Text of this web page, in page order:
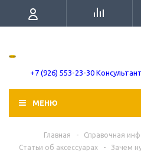
+7 (926) 553-23-30
МЕНЮ
Главная - Справочная
Статьи об аксессуарах
- Зачем